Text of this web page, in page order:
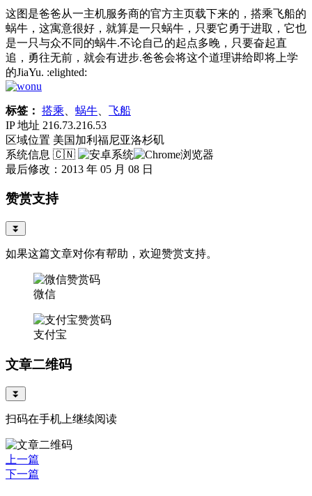
这图是爸爸从一主机服务商的官方主页载下来的，搭乘飞船的
蜗牛，这寓意很好，就算是一只蜗牛，只要它勇于进取，它也
是一只与众不同的蜗牛.不论自己的起点多晚，只要奋起直
追，勇往无前，就会有进步.爸爸会将这个道理讲给即将上学
的JiaYu. :elighted:
标签： 搭乘 蜗牛
飞船
IP 地址 216.73.216.53
区域位置 美国加利福尼亚洛杉矶
系统信息 🇨🇳
最后修改：2013 年 05 月 08 日
赞赏支持
⏬
如果这篇文章对你有帮助，欢迎赞赏支持。
微信
支付宝
文章二维码
⏬
扫码在手机上继续阅读
上一篇
下一篇